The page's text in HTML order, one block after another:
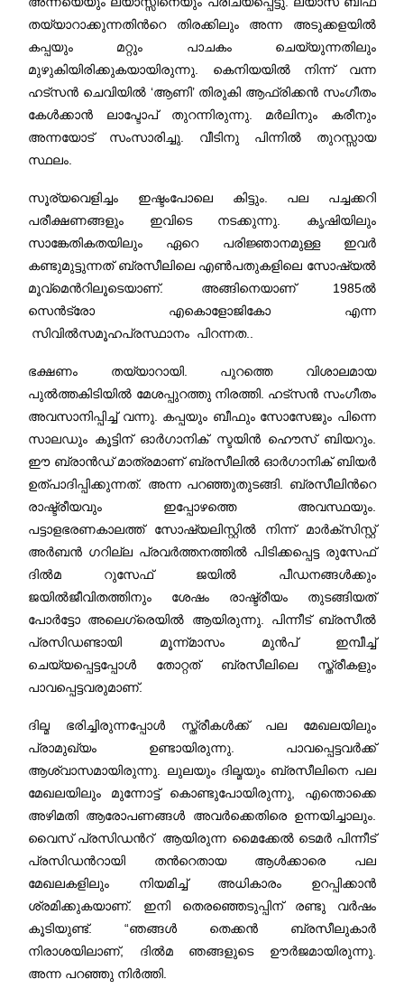
തയ്യാറാക്കുന്നതിന്‍റെ തിരക്കിലും അന്ന അടുക്കളയില്‍
കപ്പയും മറ്റും പാചകം ചെയ്യുന്നതിലും
മുഴുകിയിരിക്കുകയായിരുന്നു. കെനിയയില്‍ നിന്ന് വന്ന
ഹട്സന്‍ ചെവിയില്‍ ‘ആണി’ തിരുകി ആഫ്രിക്കന്‍ സംഗീതം
കേള്‍ക്കാന്‍ ലാപ്ടോപ് തുറന്നിരുന്നു. മര്‍ലിനും കരീനും
അന്നയോട് സംസാരിച്ചു. വീടിനു പിന്നില്‍ തുറസ്സായ
സ്ഥലം.
സൂര്യവെളിച്ചം ഇഷ്ടംപോലെ കിട്ടും. പല പച്ചക്കറി
പരീക്ഷണങ്ങളും ഇവിടെ നടക്കുന്നു. കൃഷിയിലും
സാങ്കേതികതയിലും ഏറെ പരിജ്ഞാനമുള്ള ഇവര്‍
കണ്ടുമുട്ടുന്നത് ബ്രസീലിലെ എണ്‍പതുകളിലെ സോഷ്യല്‍
മൂവ്മെന്‍റിലൂടെയാണ്. അങ്ങിനെയാണ് 1985ല്‍
സെന്‍ട്രോ എകൊളോജികോ എന്ന
സിവില്‍സമൂഹപ്രസ്ഥാനം പിറന്നത..
ഭക്ഷണം തയ്യാറായി. പുറത്തെ വിശാലമായ
പുല്‍ത്തകിടിയില്‍ മേശപ്പുറത്തു നിരത്തി. ഹട്സന്‍ സംഗീതം
അവസാനിപ്പിച്ച് വന്നു. കപ്പയും ബീഫും സോസേജും പിന്നെ
സാലഡും കൂട്ടിന് ഓര്‍ഗാനിക് സ്ടയിന്‍ ഹൌസ് ബിയറും.
ഈ ബ്രാന്‍ഡ്‌ മാത്രമാണ് ബ്രസീലില്‍ ഓര്‍ഗാനിക് ബിയര്‍
ഉത്പാദിപ്പിക്കുന്നത്. അന്ന പറഞ്ഞുതുടങ്ങി. ബ്രസീലിന്‍റെ
രാഷ്ട്രീയവും ഇപ്പോഴത്തെ അവസ്ഥയും.
പട്ടാളഭരണകാലത്ത് സോഷ്യലിസ്റ്റില്‍ നിന്ന് മാര്‍ക്സിസ്റ്റ്‌
അര്‍ബന്‍ ഗറില്ല പ്രവര്‍ത്തനത്തില്‍ പിടിക്കപ്പെട്ട രുസേഫ്
ദില്‍മ റുസേഫ് ജയില്‍ പീഡനങ്ങള്‍ക്കും
ജയില്‍ജീവിതത്തിനും ശേഷം രാഷ്ട്രീയം തുടങ്ങിയത്
പോര്‍ട്ടോ അലെഗ്രെയില്‍ ആയിരുന്നു. പിന്നീട് ബ്രസീല്‍
പ്രസിഡണ്ടായി മൂന്ന്‍മാസം മുന്‍പ്‌ ഇമ്പീച്ച്
ചെയ്യപ്പെട്ടപ്പോള്‍ തോറ്റത് ബ്രസീലിലെ സ്ത്രീകളും
പാവപ്പെട്ടവരുമാണ്.
ദില്മ ഭരിച്ചിരുന്നപ്പോള്‍ സ്ത്രീകള്‍ക്ക് പല മേഖലയിലും
പ്രാമുഖ്യം ഉണ്ടായിരുന്നു. പാവപ്പെട്ടവര്‍ക്ക്
ആശ്വാസമായിരുന്നു. ലുലയും ദില്മയും ബ്രസീലിനെ പല
മേഖലയിലും മുന്നോട്ട് കൊണ്ടുപോയിരുന്നു, എന്തൊക്കെ
അഴിമതി ആരോപണങ്ങള്‍ അവര്‍ക്കെതിരെ ഉന്നയിച്ചാലും.
വൈസ് പ്രസിഡന്‍റ് ആയിരുന്ന മൈക്കേല്‍ ടെമര്‍ പിന്നീട്
പ്രസിഡന്‍റായി തന്‍റെതായ ആള്‍ക്കാരെ പല
മേഖലകളിലും നിയമിച്ച് അധികാരം ഉറപ്പിക്കാന്‍
ശ്രമിക്കുകയാണ്. ഇനി തെരഞ്ഞെടുപ്പിന് രണ്ടു വര്‍ഷം
കൂടിയുണ്ട്. “ഞങ്ങള്‍ തെക്കന്‍ ബ്രസീലുകാര്‍
നിരാശയിലാണ്, ദില്‍മ ഞങ്ങളുടെ ഊര്‍ജമായിരുന്നു.
അന്ന പറഞ്ഞു നിര്‍ത്തി.